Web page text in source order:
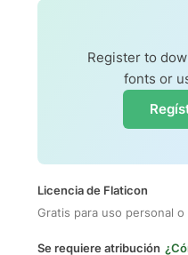
Register to
fonts or
Licencia de Flaticon
Gratis para uso personal
Se requiere atribución